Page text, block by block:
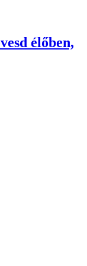
élőben,